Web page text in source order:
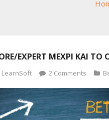
EXPERT ΜΈΧΡΙ ΚΑΙ ΤΟ
LearnSoft 2 Comments